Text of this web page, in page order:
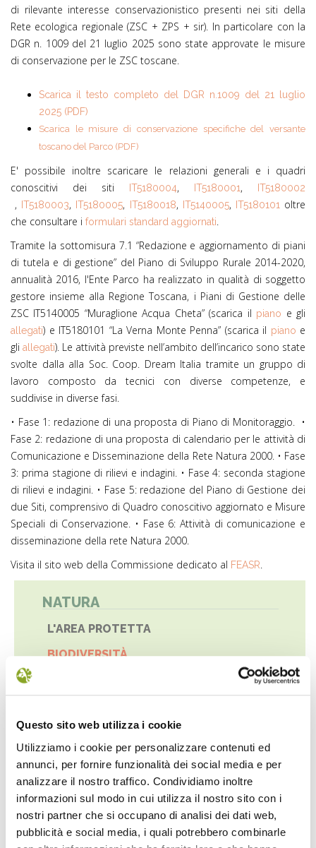
Questo sito web utilizza i cookie
Utilizziamo i cookie per personalizzare contenuti ed
annunci, per fornire funzionalità dei social media e per
analizzare il nostro traffico. Condividiamo inoltre
informazioni sul modo in cui utilizza il nostro sito con i
nostri partner che si occupano di analisi dei dati web,
pubblicità e social media, i quali potrebbero combinarle
di rilevante interesse conservazionistico presenti nei siti della
Rete ecologica regionale (ZSC + ZPS + sir). In particolare con la
DGR n. 1009 del 21 luglio 2025 sono state approvate le misure
di conservazione per le ZSC toscane.
Scarica il testo completo del DGR n.1009 del 21 luglio
2025 (PDF)
Scarica le misure di conservazione specifiche del versante
toscano del Parco (PDF)
E' possibile inoltre scaricare le relazioni generali e i quadri
conoscitivi dei siti
IT5180004, IT5180001, IT5180002
, IT5180003, IT5180005, IT5180018, IT5140005, IT5180101 oltre
che consultare i formulari standard aggiornati
Tramite la sottomisura 7.1 “Redazione e aggiornamento di piani
di tutela e di gestione” del Piano di Sviluppo Rurale 2014-2020,
annualità 2016, l'Ente Parco ha realizzato in qualità di soggetto
gestore insieme alla Regione Toscana, i Piani di Gestione delle
ZSC IT5140005 “Muraglione Acqua Cheta” (scarica il piano e gli
allegati) e IT5180101 “La Verna Monte Penna” (scarica il piano e
gli allegati) . Le attività previste nell’ambito dell’incarico sono state
svolte dalla alla Soc. Coop. Dream Italia tramite un gruppo di
lavoro composto da tecnici con diverse competenze, e
suddivise in diverse fasi.
• Fase 1: redazione di una proposta di Piano di Monitoraggio. •
Fase 2: redazione di una proposta di calendario per le attività di
Comunicazione e Disseminazione della Rete Natura 2000. • Fase
3: prima stagione di rilievi e indagini. • Fase 4: seconda stagione
di rilievi e indagini. • Fase 5: redazione del Piano di Gestione dei
due Siti, comprensivo di Quadro conoscitivo aggiornato e Misure
Speciali di Conservazione. • Fase 6: Attività di comunicazione e
disseminazione della rete Natura 2000.
Visita il sito web della Commissione dedicato al FEASR
NATURA
L'AREA PROTETTA
BIODIVERSITÀ
RETE NATURA 2000
SPECIE DI INTERESSE COMUNITARIO